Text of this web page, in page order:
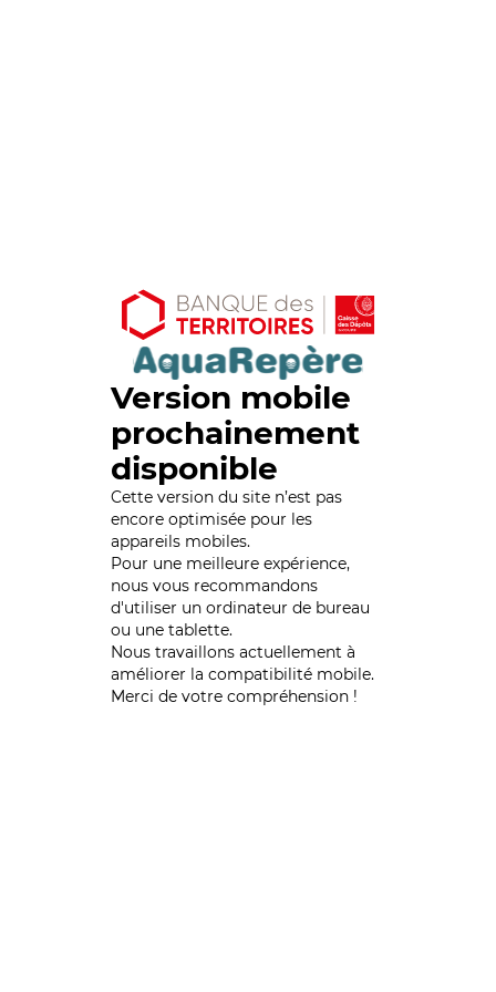
Version mobile
prochainement
disponible
Cette version du site n’est pas
encore optimisée pour les
appareils mobiles.
Pour une meilleure expérience,
nous vous recommandons
d'utiliser un ordinateur de bureau
ou une tablette.
Nous travaillons actuellement à
améliorer la compatibilité mobile.
Merci de votre compréhension !